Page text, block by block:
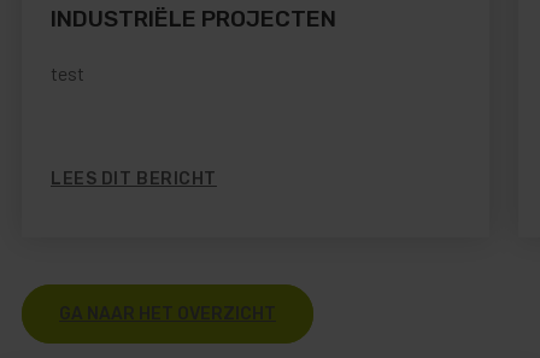
INDUSTRIËLE PROJECTEN
test
LEES DIT BERICHT